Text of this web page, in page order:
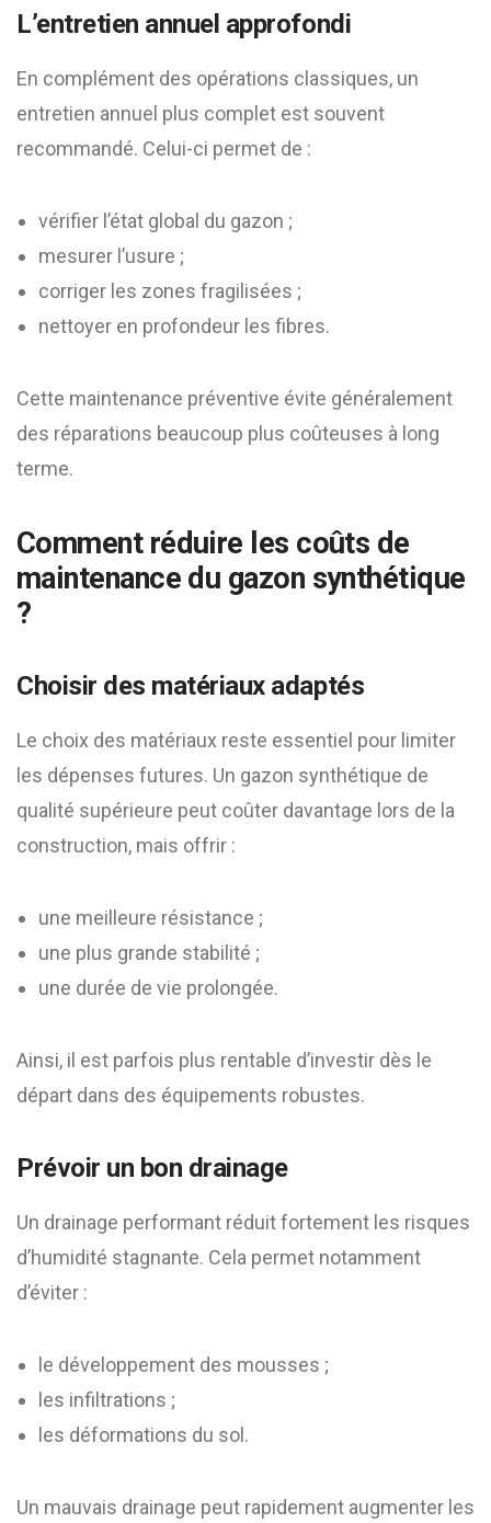
L’entretien annuel approfondi
En complément des opérations classiques, un
entretien annuel plus complet est souvent
recommandé. Celui-ci permet de :
vérifier l’état global du gazon ;
mesurer l’usure ;
corriger les zones fragilisées ;
nettoyer en profondeur les fibres.
Cette maintenance préventive évite généralement
des réparations beaucoup plus coûteuses à long
terme.
Comment réduire les coûts de
maintenance du gazon synthétique
?
Choisir des matériaux adaptés
Le choix des matériaux reste essentiel pour limiter
les dépenses futures. Un gazon synthétique de
qualité supérieure peut coûter davantage lors de la
construction, mais offrir :
une meilleure résistance ;
une plus grande stabilité ;
une durée de vie prolongée.
Ainsi, il est parfois plus rentable d’investir dès le
départ dans des équipements robustes.
Prévoir un bon drainage
Un drainage performant réduit fortement les risques
d’humidité stagnante. Cela permet notamment
d’éviter :
le développement des mousses ;
les infiltrations ;
les déformations du sol.
Un mauvais drainage peut rapidement augmenter les